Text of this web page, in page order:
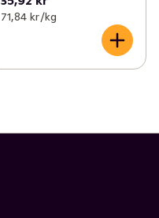
71,84 kr /kg